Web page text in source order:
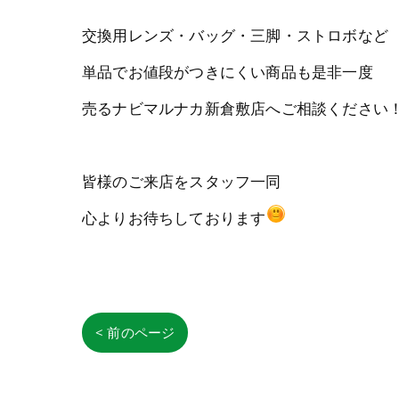
交換用レンズ・バッグ・三脚・ストロボなど
単品でお値段がつきにくい商品も是非一度
売るナビマルナカ新倉敷店へご相談ください
皆様のご来店をスタッフ一同
心よりお待ちしております
< 前のページ